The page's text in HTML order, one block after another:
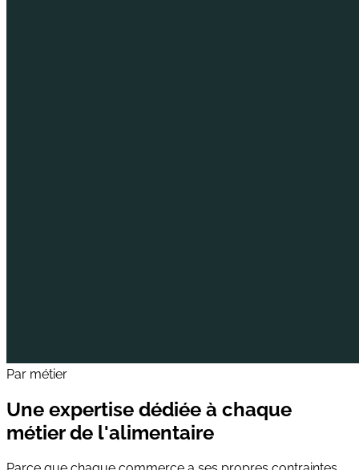
Par métier
Une expertise dédiée à chaque
métier de l'alimentaire